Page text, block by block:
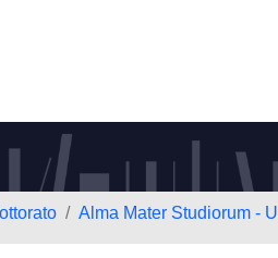
Alma Mater Studiorum -